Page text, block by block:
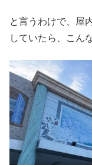
と言うわけで、屋
していたら、こん